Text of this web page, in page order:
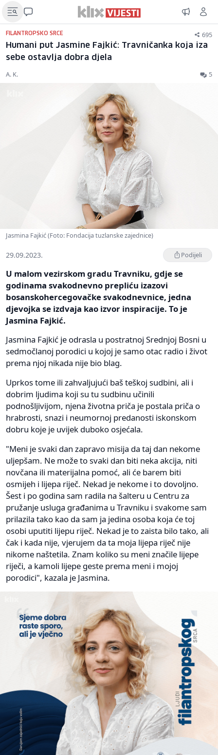
FILANTROPSKO SRCE 695
Humani put Jasmine Fajkić: Travničanka koja iza
sebe ostavlja dobra djela
A. K. 5
Jasmina Fajkić (Foto: Fondacija tuzlanske zajednice)
29.09.2023. Podijeli
U malom vezirskom gradu Travniku, gdje se
godinama svakodnevno prepliću izazovi
bosanskohercegovačke svakodnevnice, jedna
djevojka se izdvaja kao izvor inspiracije. To je
Jasmina Fajkić.
Jasmina Fajkić je odrasla u postratnoj Srednjoj Bosni u
sedmočlanoj porodici u kojoj je samo otac radio i život
prema njoj nikada nije bio blag.
Uprkos tome ili zahvaljujući baš teškoj sudbini, ali i
dobrim ljudima koji su tu sudbinu učinili
podnošljivijom, njena životna priča je postala priča o
hrabrosti, snazi i neumornoj predanosti iskonskom
dobru koje je uvijek duboko osjećala.
"Meni je svaki dan zapravo misija da taj dan nekome
uljepšam. Ne može to svaki dan biti neka akcija, niti
novčana ili materijalna pomoć, ali će barem biti
osmijeh i lijepa riječ. Nekad je nekome i to dovoljno.
Šest i po godina sam radila na šalteru u Centru za
pružanje usluga građanima u Travniku i svakome sam
prilazila tako kao da sam ja jedina osoba koja će toj
osobi uputiti lijepu riječ. Nekad je to zaista bilo tako, ali
čak i kada nije, vjerujem da ta moja lijepa riječ nije
nikome naštetila. Znam koliko su meni značile lijepe
riječi, a kamoli lijepe geste prema meni i mojoj
porodici", kazala je Jasmina.